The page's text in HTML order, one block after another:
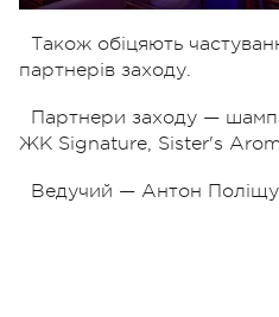
Також обіцяють
партнерів заходу.
Партнери заходу —
ЖК Signature, Sister's
Ведучий — Антон